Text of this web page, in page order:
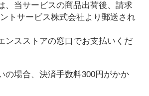
、当サービスの商品出荷後、請求
トサービス株式会社より郵送され
ンスストアの窓口でお支払いくだ
の場合、決済手数料300円がかか